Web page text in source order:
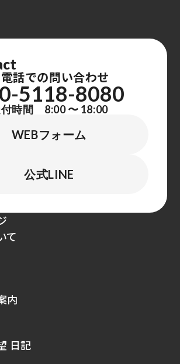
話での問い合わせ
5118-8080
時間 8:00 〜 18:00
WEBフォーム
公式LINE
て
内
日記